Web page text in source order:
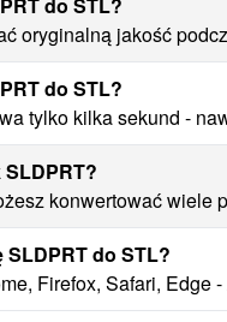
do STL?
oryginalną jakość
do STL?
tylko kilka sekund -
konwertować
do STL?
Firefox, Safari,